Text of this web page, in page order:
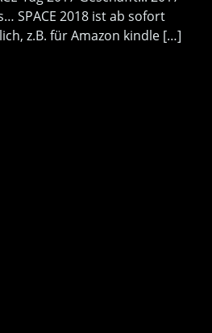
SPACE 2018 ist ab sofort
z.B. für Amazon kindle […]